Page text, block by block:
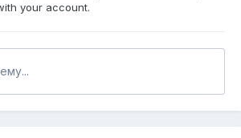
your account.